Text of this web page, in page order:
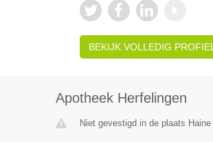
BEKIJK VOLLEDIG PROFIEL
Apotheek Herfelingen
Niet gevestigd in de plaats